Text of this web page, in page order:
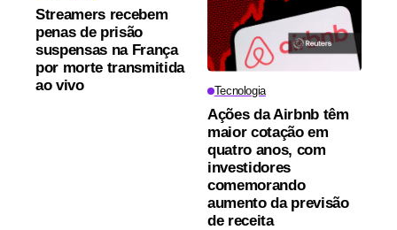
Streamers recebem
penas de prisão
suspensas na França
por morte transmitida
ao vivo
Tecnologia
Ações da Airbnb têm
maior cotação em
quatro anos, com
investidores
comemorando
aumento da previsão
de receita